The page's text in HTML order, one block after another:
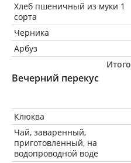
Хлеб пшеничный из муки 1
сорта
Черника
Арбуз
Итого
Вечерний перекус
Клюква
Чай, заваренный,
приготовленный, на
водопроводной воде